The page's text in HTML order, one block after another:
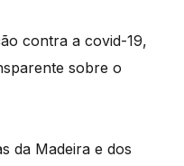
contra a covid-19,
sobre o
da Madeira e dos